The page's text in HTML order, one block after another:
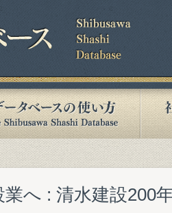
へ : 清水建設200